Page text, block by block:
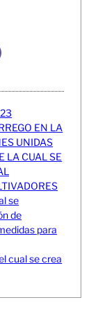
EN LA
UNIDAS
LA CUAL SE
se
de
para
cual se crea